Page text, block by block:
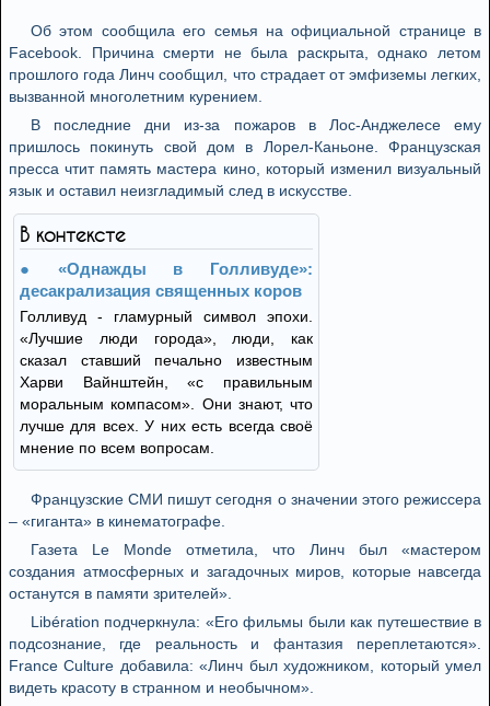
Об этом сообщила его семья на официальной странице в
Facebook. Причина смерти не была раскрыта, однако летом
прошлого года Линч сообщил, что страдает от эмфиземы легких,
вызванной многолетним курением.
В последние дни из-за пожаров в Лос-Анджелесе ему
пришлось покинуть свой дом в Лорел-Каньоне. Французская
пресса чтит память мастера кино, который изменил визуальный
язык и оставил неизгладимый след в искусстве.
В контексте
«Однажды в Голливуде»:
десакрализация священных коров
Голливуд - гламурный символ эпохи.
«Лучшие люди города», люди, как
сказал ставший печально известным
Харви Вайнштейн, «с правильным
моральным компасом». Они знают, что
лучше для всех. У них есть всегда своё
мнение по всем вопросам.
Французские СМИ пишут сегодня о значении этого режиссера
– «гиганта» в кинематографе.
Газета Le Monde отметила, что Линч был «мастером
создания атмосферных и загадочных миров, которые навсегда
останутся в памяти зрителей».
Libération подчеркнула: «Его фильмы были как путешествие в
подсознание, где реальность и фантазия переплетаются».
France Culture добавила: «Линч был художником, который умел
видеть красоту в странном и необычном».